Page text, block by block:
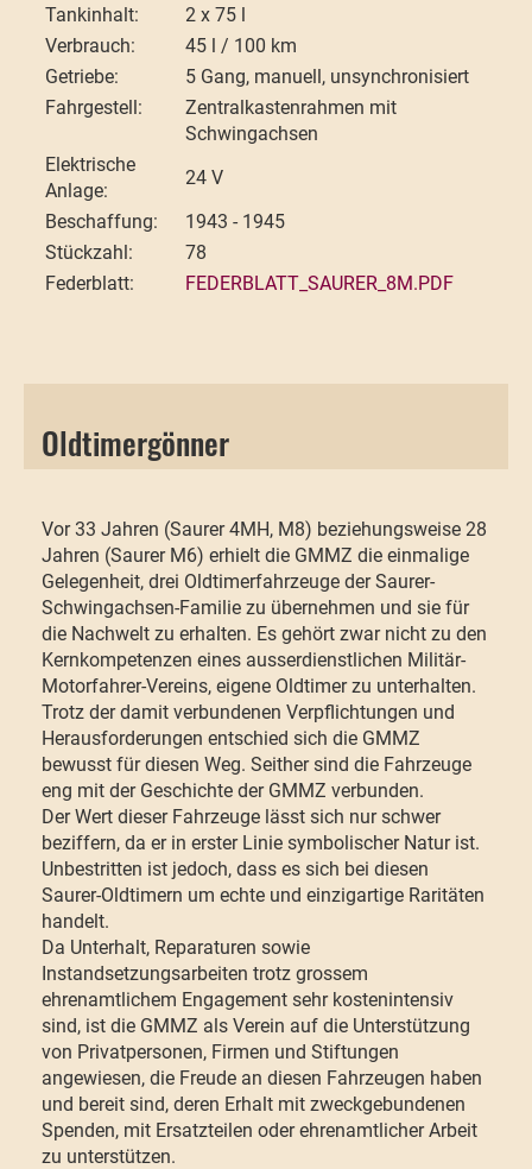
Tankinhalt:
2 x 75 l
Verbrauch:
45 l / 100 km
Getriebe:
5 Gang, manuell, unsynchronisiert
Fahrgestell:
Zentralkastenrahmen mit
Schwingachsen
Elektrische
Anlage:
24 V
Beschaffung:
1943 - 1945
Stückzahl:
78
Federblatt:
FEDERBLATT_SAURER_8M.PDF
Oldtimergönner
Vor 33 Jahren (Saurer 4MH, M8) beziehungsweise 28
Jahren (Saurer M6) erhielt die GMMZ die einmalige
Gelegenheit, drei Oldtimerfahrzeuge der Saurer-
Schwingachsen-Familie zu übernehmen und sie für
die Nachwelt zu erhalten. Es gehört zwar nicht zu den
Kernkompetenzen eines ausserdienstlichen Militär-
Motorfahrer-Vereins, eigene Oldtimer zu unterhalten.
Trotz der damit verbundenen Verpflichtungen und
Herausforderungen entschied sich die GMMZ
bewusst für diesen Weg. Seither sind die Fahrzeuge
eng mit der Geschichte der GMMZ verbunden.
Der Wert dieser Fahrzeuge lässt sich nur schwer
beziffern, da er in erster Linie symbolischer Natur ist.
Unbestritten ist jedoch, dass es sich bei diesen
Saurer-Oldtimern um echte und einzigartige Raritäten
handelt.
Da Unterhalt, Reparaturen sowie
Instandsetzungsarbeiten trotz grossem
ehrenamtlichem Engagement sehr kostenintensiv
sind, ist die GMMZ als Verein auf die Unterstützung
von Privatpersonen, Firmen und Stiftungen
angewiesen, die Freude an diesen Fahrzeugen haben
und bereit sind, deren Erhalt mit zweckgebundenen
Spenden, mit Ersatzteilen oder ehrenamtlicher Arbeit
zu unterstützen.